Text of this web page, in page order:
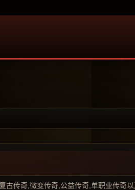
古传奇,微变传奇,公益传奇,单职业传奇